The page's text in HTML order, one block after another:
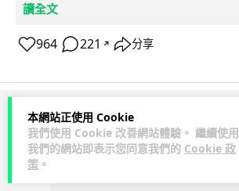
本網站正使用 Cookie
我們使用 Cookie 改善網站體驗。 繼續使用
我們的網站即表示您同意我們的 Cookie 政
策 。
讀全文
964 221 ↗ 分享
ADVERTISEMENT